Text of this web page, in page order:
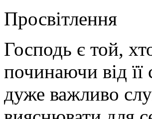
Просвітлення
Господь є той,
починаючи від
дуже важливо